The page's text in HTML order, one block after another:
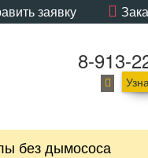
заявку
8-913-
без дымососа